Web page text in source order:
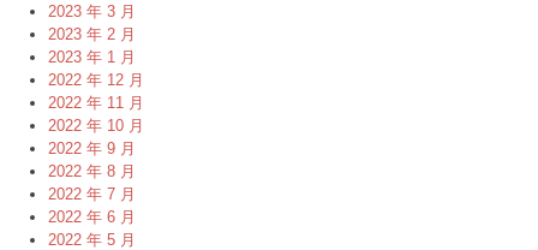
2023 年 3 月
2023 年 2 月
2023 年 1 月
2022 年 12 月
2022 年 11 月
2022 年 10 月
2022 年 9 月
2022 年 8 月
2022 年 7 月
2022 年 6 月
2022 年 5 月